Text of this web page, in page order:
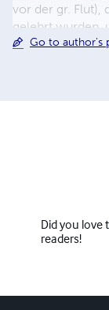
vor der gr. Flut),
gelehrt wurden,
Erlebnisse, die
der Zeit
Bücher sind die
(auch, wenn
Go to author's
Did you love
readers!